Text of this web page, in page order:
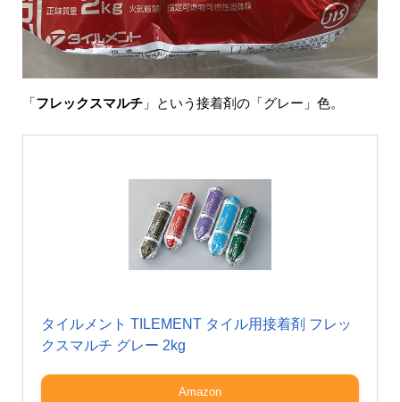
「フレックスマルチ」という接着剤の「グレー」色。
タイルメント TILEMENT タイル用接着剤 フレッ
クスマルチ グレー 2kg
Amazon